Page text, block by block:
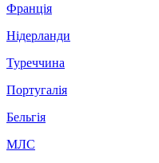
Франція
Нідерланди
Туреччина
Португалія
Бельгія
МЛС